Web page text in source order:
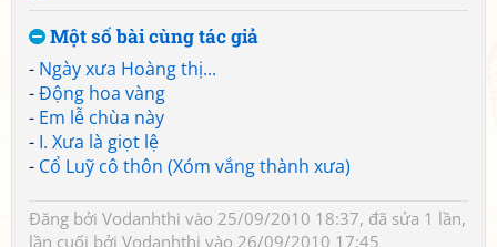
Một số bài cùng tác giả
- Ngày xưa Hoàng thị...
-Động hoa vàng
- Em lễ chùa này
- I. Xưa là giọt lệ
- Cổ Luỹ cô thôn (Xóm vắng thành xưa)
Đăng bởi Vodanhthi vào 25/09/2010 18:37, đã sửa 1 lần,
lần cuối bởi Vodanhthi vào 26/09/2010 17:45